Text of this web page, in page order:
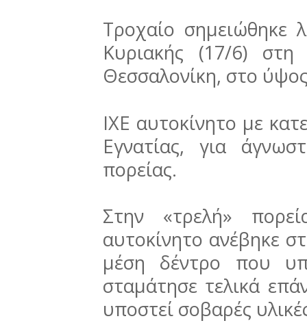
Τροχαίο σημειώθηκε
Κυριακής (17/6)
Θεσσαλονίκη, στο
ΙΧΕ αυτοκίνητο με
Εγνατίας, για
πορείας.
Στην «τρελή»
αυτοκίνητο ανέβηκε
μέση δέντρο που
σταμάτησε τελικά
υποστεί σοβαρές